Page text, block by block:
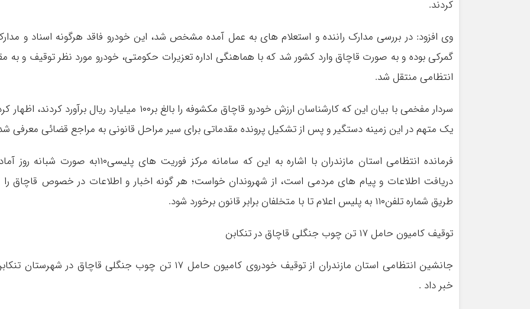
کردند.
وی افزود: در بررسی مدارک راننده و استعلام های به عمل آمده مشخص شد، این خودرو فاقد هرگونه اسناد و
گمرکی بوده و به صورت قاچاق وارد کشور شد که با هماهنگی اداره تعزیرات حکومتی، خودرو مورد نظر توقیف و به
انتظامی منتقل شد.
سردار مفخمی با بیان این که کارشناسان ارزش خودرو قاچاق مکشوفه را بالغ بر۱۰۰ میلیارد ریال برآورد کردند،
یک متهم در این زمینه دستگیر و پس از تشکیل پرونده مقدماتی برای سیر مراحل قانونی به مراجع قضائی معرفی
فرمانده انتظامی استان مازندران با اشاره به این که سامانه مرکز فوریت های پلیسی۱۱۰به صورت شبانه
دریافت اطلاعات و پیام های مردمی است، از شهروندان خواست؛ هر گونه اخبار و اطلاعات در خصوص قاچاق را
طریق شماره تلفن۱۱۰ به پلیس اعلام تا با متخلفان برابر قانون برخورد شود.
توقیف کامیون حامل ۱۷ تن چوب جنگلی قاچاق در تنکابن
جانشین انتظامی استان مازندران از توقیف خودروی کامیون حامل ۱۷ تن چوب جنگلی قاچاق در شهرستان
خبر داد .